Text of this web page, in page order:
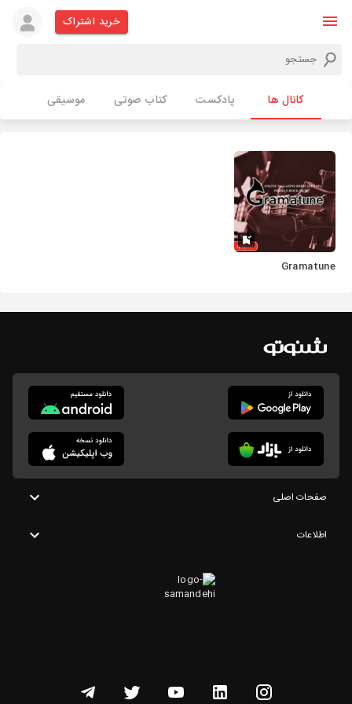
خرید اشتراک
کانال ها پادکست کتاب صوتی موسیقی
Gramatune
صفحات اصلی
اطلاعات